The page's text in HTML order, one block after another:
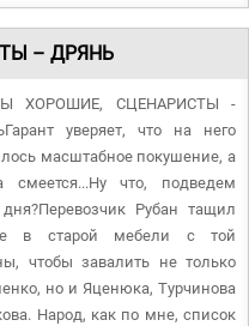
– ДРЯНЬ
ХОРОШИЕ, СЦЕНАРИСТЫ -
уверяет, что на него
масштабное покушение, а
смеется...Ну что, подведем
дня?Перевозчик Рубан тащил
в старой мебели с той
чтобы завалить не только
но и Яценюка, Турчинова
Народ, как по мне, список